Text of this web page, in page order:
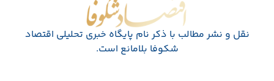
نقل و نشر مطالب با ذکر نام پايگاه خبری تحليلی اقتصاد
شکوفا بلامانع است.